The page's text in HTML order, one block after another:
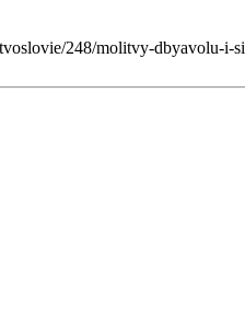
248/molitvy-dbyavolu-i-